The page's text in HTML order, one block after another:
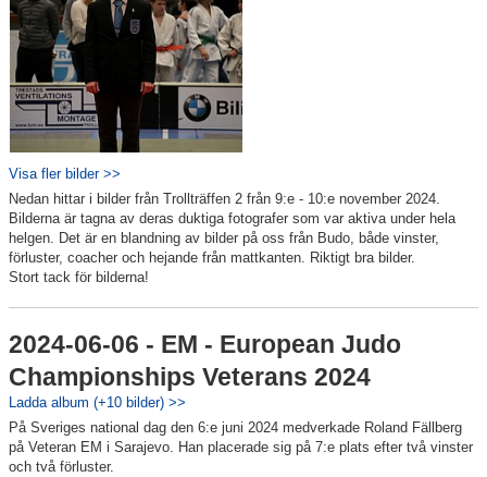
Visa fler bilder >>
Nedan hittar i bilder från Trollträffen 2 från 9:e - 10:e november 2024.
Bilderna är tagna av deras duktiga fotografer som var aktiva under hela
helgen. Det är en blandning av bilder på oss från Budo, både vinster,
förluster, coacher och hejande från mattkanten. Riktigt bra bilder.
Stort tack för bilderna!
2024-06-06 - EM - European Judo
Championships Veterans 2024
Ladda album (+10 bilder) >>
På Sveriges national dag den 6:e juni 2024 medverkade Roland Fällberg
på Veteran EM i Sarajevo. Han placerade sig på 7:e plats efter två vinster
och två förluster.